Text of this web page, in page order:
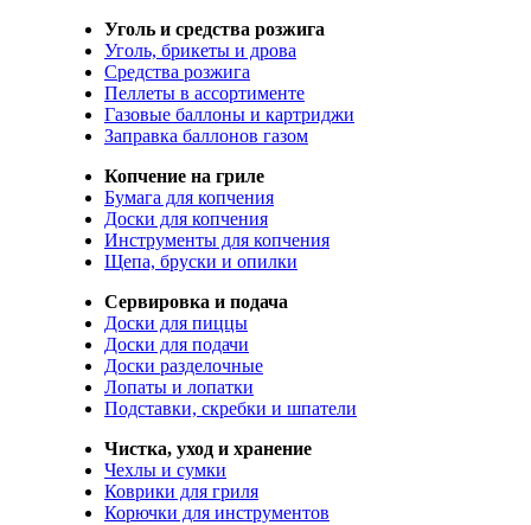
Уголь и средства розжига
Уголь, брикеты и дрова
Средства розжига
Пеллеты в ассортименте
Газовые баллоны и картриджи
Заправка баллонов газом
Копчение на гриле
Бумага для копчения
Доски для копчения
Инструменты для копчения
Щепа, бруски и опилки
Сервировка и подача
Доски для пиццы
Доски для подачи
Доски разделочные
Лопаты и лопатки
Подставки, скребки и шпатели
Чистка, уход и хранение
Чехлы и сумки
Коврики для гриля
Корючки для инструментов